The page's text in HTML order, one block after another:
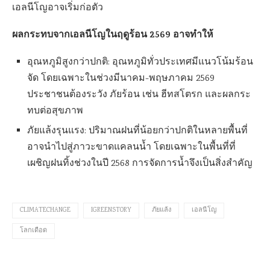
เอลนีโญอาจเริ่มก่อตัว
ผลกระทบจากเอลนีโญในฤดูร้อน 2569 อาจทำให้
อุณหภูมิสูงกว่าปกติ: อุณหภูมิทั่วประเทศมีแนวโน้มร้อน
จัด โดยเฉพาะในช่วงมีนาคม-พฤษภาคม 2569
ประชาชนต้องระวัง ภัยร้อน เช่น ฮีทสโตรก และผลกระ
ทบต่อสุขภาพ
ภัยแล้งรุนแรง: ปริมาณฝนที่น้อยกว่าปกติในหลายพื้นที่
อาจนำไปสู่ภาวะขาดแคลนน้ำ โดยเฉพาะในพื้นที่ที่
เผชิญฝนทิ้งช่วงในปี 2568 การจัดการน้ำจึงเป็นสิ่งสำคัญ
CLIMATECHANGE IGREENSTORY ภัยแล้ง เอลนีโญ
โลกเดือด